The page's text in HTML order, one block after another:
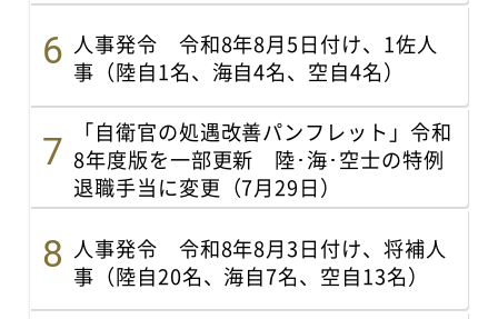
人事発令 令和8年8月5日付け、1佐人
事（陸自1名、海自4名、空自4名）
「自衛官の処遇改善パンフレット」令和
8年度版を一部更新 陸･海･空士の特例
退職手当に変更（7月29日）
人事発令 令和8年8月3日付け、将補人
事（陸自20名、海自7名、空自13名）